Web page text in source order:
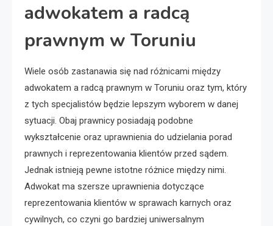
adwokatem a radcą
prawnym w Toruniu
Wiele osób zastanawia się nad różnicami między
adwokatem a radcą prawnym w Toruniu oraz tym, który
z tych specjalistów będzie lepszym wyborem w danej
sytuacji. Obaj prawnicy posiadają podobne
wykształcenie oraz uprawnienia do udzielania porad
prawnych i reprezentowania klientów przed sądem.
Jednak istnieją pewne istotne różnice między nimi.
Adwokat ma szersze uprawnienia dotyczące
reprezentowania klientów w sprawach karnych oraz
cywilnych, co czyni go bardziej uniwersalnym